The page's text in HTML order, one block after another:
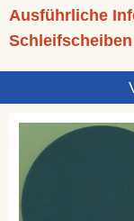
Ausführliche
Schleifscheiben